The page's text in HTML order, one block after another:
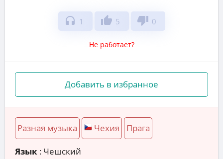
headphones 1 thumb_up 5 thumb_down 0
Не работает?
Добавить в избранное
Разная музыка Чехия Прага
Язык : Чешский